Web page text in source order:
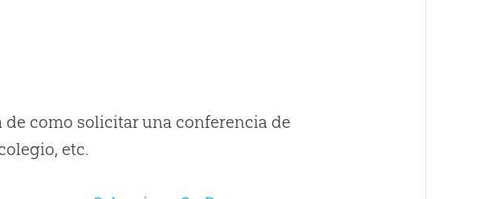
como solicitar una conferencia de
etc.